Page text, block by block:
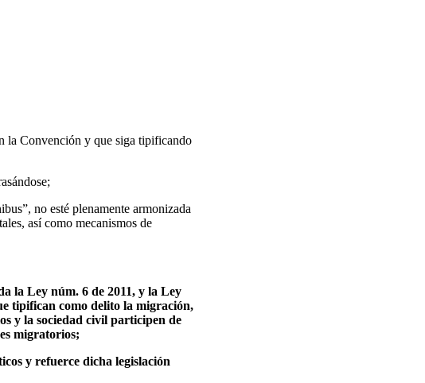
la Convención y que siga tipificando
no esté plenamente armonizada
así como mecanismos de
la Ley núm. 6 de 2011, y la Ley
tipifican como delito la migración,
y la sociedad civil participen de
migratorios;
y refuerce dicha legislación